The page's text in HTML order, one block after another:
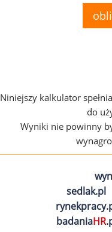
Niniejszy kalkulator
do
Wyniki nie powinny
sedlak.pl
badaniaHR